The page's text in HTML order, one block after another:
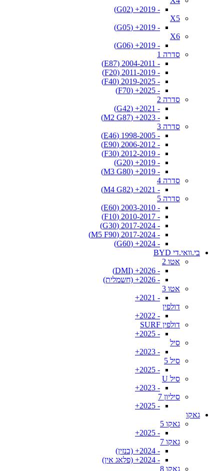
- 2019+ (G02)
X5
- 2019+ (G05)
X6
- 2019+ (G06)
סדרה 1
- 2004-2011 (E87)
- 2011-2019 (F20)
- 2019-2025 (F40)
- 2025+ (F70)
סדרה 2
- 2021+ (G42)
- 2023+ (M2 G87)
סדרה 3
- 1998-2005 (E46)
- 2006-2012 (E90)
- 2012-2019 (F30)
- 2019+ (G20)
- 2019+ (M3 G80)
סדרה 4
- 2021+ (M4 G82)
סדרה 5
- 2003-2010 (E60)
- 2010-2017 (F10)
- 2017-2024 (G30)
- 2017-2024 (M5 F90)
- 2024+ (G60)
בי.וואי.די BYD
אטו 2
- 2026+ (DMI)
- 2026+ (חשמלית)
אטו 3
- 2021+
דולפין
- 2022+
דולפין SURF
- 2025+
סיל
- 2023+
סיל 5
- 2025+
סיל U
- 2023+
סיליון 7
- 2025+
גאקו
גאקו 5
- 2025+
גאקו 7
- 2024+ (בנזין)
- 2024+ (פלאג אין)
גאקו 8